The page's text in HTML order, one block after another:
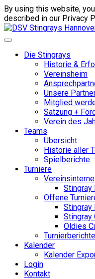
By using this website,
described in our Privacy
Die Stingrays
Historie &
Vereinsheim
Unsere
Mitglied
Satzung +
Verein des
Teams
Übersicht
Historie aller
Spielberichte
Turniere
Stingray
Offene
Stingray
Stingray
Oldies
Turnierberichte
Kalender
Kalender
Login
Kontakt